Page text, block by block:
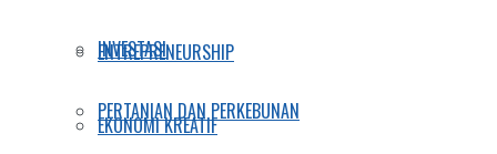
INVESTASI
PERTANIAN DAN PERKEBUNAN
ENTREPRENEURSHIP
EKONOMI KREATIF